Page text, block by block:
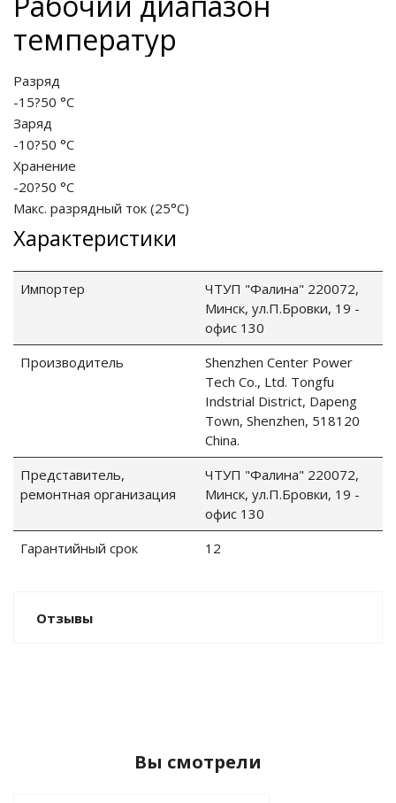
питания PDU
Питания
корпуса)
оборудование
Vakio
установки
температур
Разряд
-15?50 °C
Заряд
-10?50 °C
Хранение
-20?50 °C
Макс. разрядный ток (25°С)
Характеристики
Импортер
ЧТУП "Фалина" 220072,
Минск, ул.П.Бровки, 19 -
офис 130
Производитель
Shenzhen Center Power
Tech Co., Ltd. Tongfu
Indstrial District, Dapeng
Town, Shenzhen, 518120
China.
Представитель,
ремонтная организация
ЧТУП "Фалина" 220072,
Минск, ул.П.Бровки, 19 -
офис 130
Гарантийный срок
12
Отзывы
Вы смотрели